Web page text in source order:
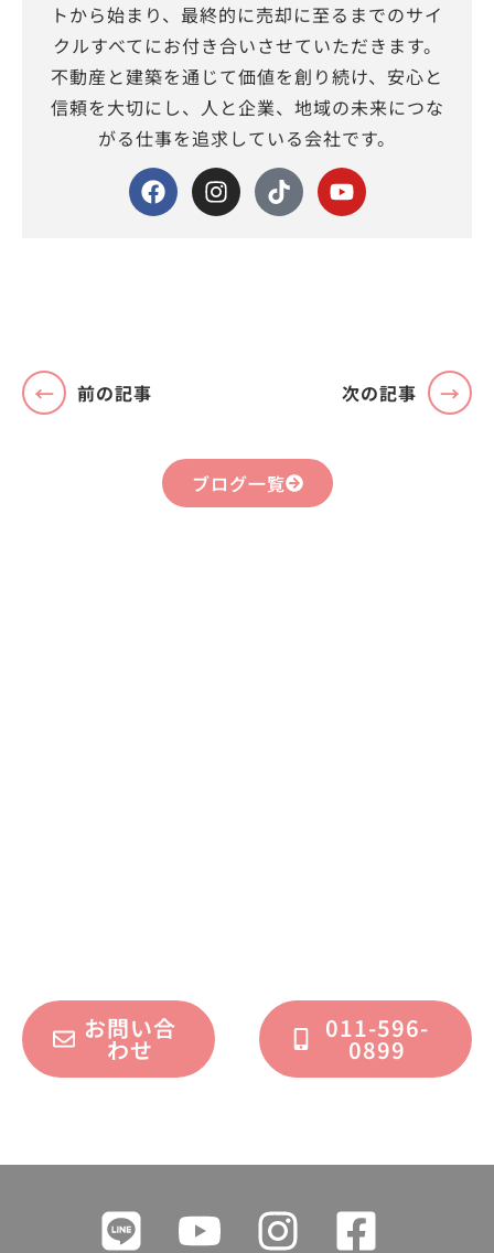
トから始まり、最終的に売却に至るまでのサイ
クルすべてにお付き合いさせていただきます。
不動産と建築を通じて価値を創り続け、安心と
信頼を大切にし、人と企業、地域の未来につな
がる仕事を追求している会社です。
前の記事 次の記事
ブログ一覧
お問い合
わせ
011-596-
0899